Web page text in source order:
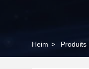
Heim > Produits